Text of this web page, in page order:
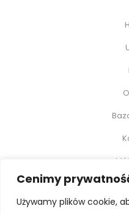
Cenimy
Używamy plików cookie,